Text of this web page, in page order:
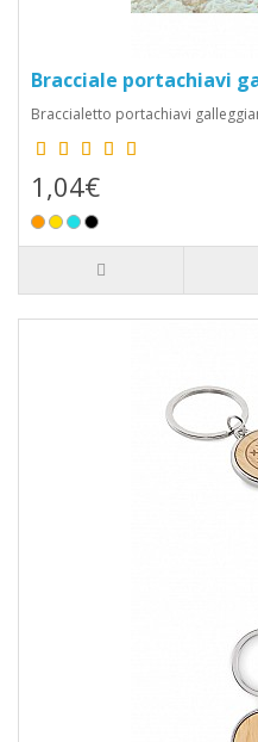
Bracciale portachiavi
Braccialetto portachiavi
1,04€